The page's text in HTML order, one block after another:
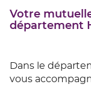
Votre
département
Dans le
vous